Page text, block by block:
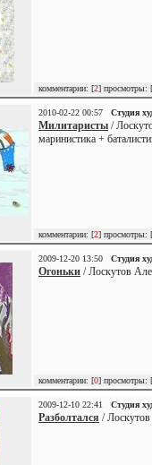
комментарии: [2] просмотры: [
2010-02-22 00:57 Студия
Милитаристы /
маринистика +
комментарии: [2] просмотры: [
2009-12-20 13:50 Студия
Огоньки / Лоскутов
комментарии: [0] просмотры: [
2009-12-10 22:41 Студия
Разболтался /